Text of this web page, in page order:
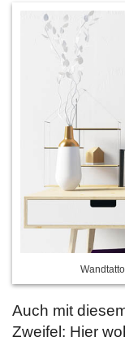
Auch mit
Zweifel: Hier